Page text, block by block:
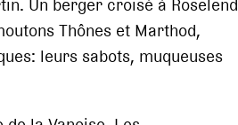
Thônes et Marthod,
leurs sabots, muqueuses